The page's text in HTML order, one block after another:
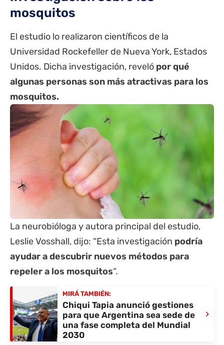
mosquitos
El estudio lo realizaron científicos de la
Universidad Rockefeller de Nueva York, Estados
Unidos. Dicha investigación, reveló por qué
algunas personas son más atractivas para los
mosquitos.
La neurobióloga y autora principal del estudio,
Leslie Vosshall, dijo: “Esta investigación podría
ayudar a descubrir nuevos métodos para
repeler a los mosquitos“.
MIRÁ TAMBIÉN:
Chiqui Tapia anunció gestiones
para que Argentina sea sede de
una fase completa del Mundial
2030
›